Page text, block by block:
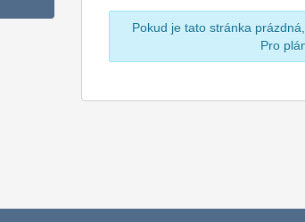
Pokud je tato stránka
Pro